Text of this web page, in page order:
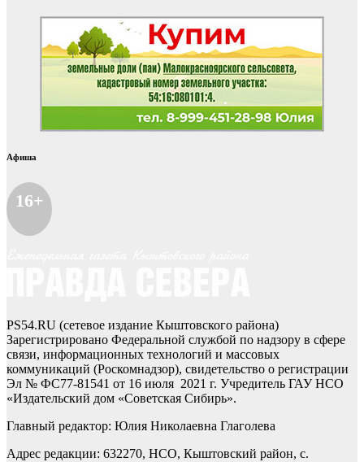
Афиша
16+
PS54.RU (сетевое издание Кыштовского района)
Зарегистрировано Федеральной службой по надзору в сфере
связи, информационных технологий и массовых
коммуникаций (Роскомнадзор), свидетельство о регистрации
Эл № ФС77-81541 от 16 июля 2021 г. Учредитель ГАУ НСО
«Издательский дом «Советская Сибирь».
Главный редактор: Юлия Николаевна Глаголева
Адрес редакции: 632270, НСО, Кыштовский район, с.